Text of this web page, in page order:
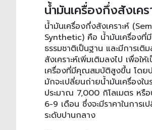
น้ำมันเครื่องกึ่งสังเคร
น้ำมันเครื่องกึ่งสังเคราะห์
Synthetic) คือ น้ำมันเครื่องที่
ธรรมชาติเป็นฐาน และมีการเติม
สังเคราะห์เพิ่มเติมลงไป เพื่อให้
เครื่องที่มีคุณสมบัติสูงขึ้น โดย
มักจะเปลี่ยนถ่ายน้ำมันเครื่องใน
ประมาณ 7,000 กิโลเมตร หรื
6-9 เดือน ซึ่งจะมีราคาในการเ
ระดับปานกลาง